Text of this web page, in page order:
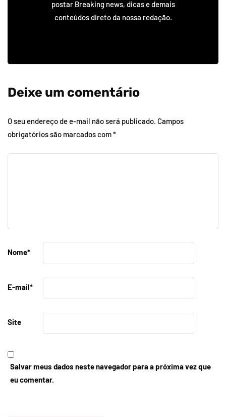
postar Breaking news, dicas e demais
conteúdos direto da nossa redação.
Deixe um comentário
O seu endereço de e-mail não será publicado. Campos
obrigatórios são marcados com*
Nome*
E-mail*
Site
Salvar meus dados neste navegador para a próxima vez que
eu comentar.